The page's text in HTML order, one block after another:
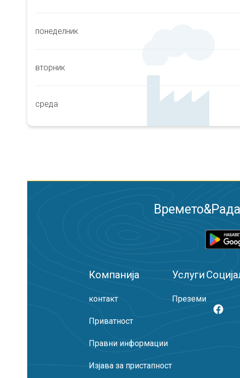
понеделник
вторник
среда
Компанија
контакт
Приватност
Правни информации
Изјава за пристапност
Услуги
Преземи